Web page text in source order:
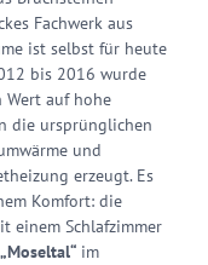
Fachwerk aus
ist selbst für heute
bis 2016 wurde
Wert auf hohe
die ursprünglichen
und
erzeugt. Es
Komfort: die
einem Schlafzimmer
im